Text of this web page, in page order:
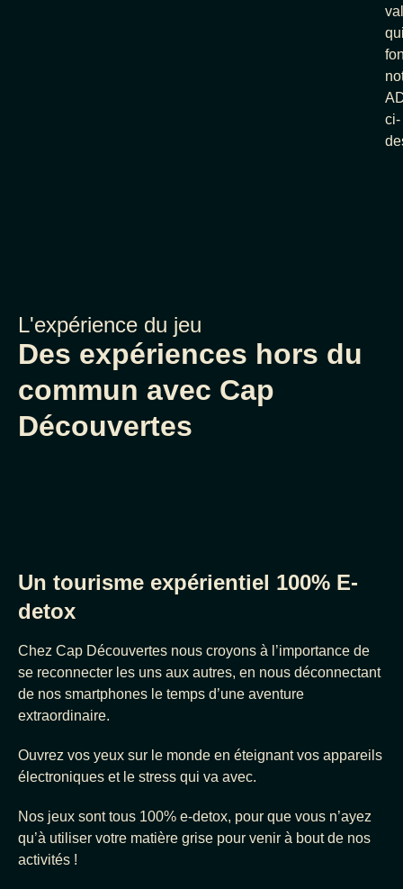
ci-
L'expérience du jeu
Des expériences hors du
commun avec Cap
Découvertes
Un tourisme expérientiel 100% E-
detox
Chez Cap Découvertes nous croyons à l’importance de
se reconnecter les uns aux autres, en nous déconnectant
de nos smartphones le temps d’une aventure
extraordinaire.
Ouvrez vos yeux sur le monde en éteignant vos appareils
électroniques et le stress qui va avec.
Nos jeux sont tous 100% e-detox, pour que vous n’ayez
qu’à utiliser votre matière grise pour venir à bout de nos
activités !